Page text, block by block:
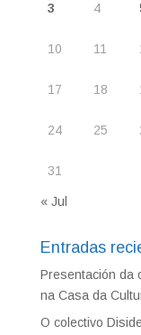
3 4
10 11
17 18
24 25
31
« Jul
Entradas
Presentación da
na Casa da
O colectivo